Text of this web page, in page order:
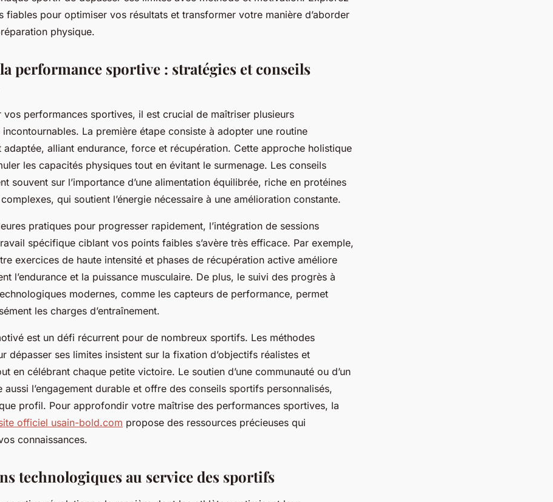
fiables pour optimiser vos résultats et transformer votre manière d’aborder
physique.
performance sportive : stratégies et conseils
vos performances sportives, il est crucial de maîtriser plusieurs
La première étape consiste à adopter une routine
adaptée, alliant endurance, force et récupération. Cette approche holistique
les capacités physiques tout en évitant le surmenage. Les conseils
souvent sur l’importance d’une alimentation équilibrée, riche en protéines
qui soutient l’énergie nécessaire à une amélioration constante.
pratiques pour progresser rapidement, l’intégration de sessions
spécifique ciblant vos points faibles s’avère très efficace. Par exemple,
exercices de haute intensité et phases de récupération active améliore
l’endurance et la puissance musculaire. De plus, le suivi des progrès à
modernes, comme les capteurs de performance, permet
les charges d’entraînement.
est un défi récurrent pour de nombreux sportifs. Les méthodes
dépasser ses limites insistent sur la fixation d’objectifs réalistes et
en célébrant chaque petite victoire. Le soutien d’une communauté ou d’un
l’engagement durable et offre des conseils sportifs personnalisés,
profil. Pour approfondir votre maîtrise des performances sportives, la
officiel usain-bold.com propose des ressources précieuses qui
connaissances.
technologiques au service des sportifs